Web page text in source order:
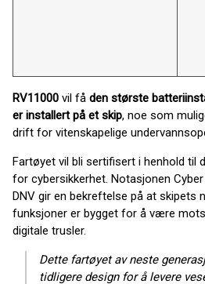
RV11000 vil få den største
er installert på et skip, noe som
drift for vitenskapelige
Fartøyet vil bli sertifisert i henhold til
for cybersikkerhet. Notasjonen
DNV gir en bekreftelse på at skipets
funksjoner er bygget for å være
digitale trusler.
Dette fartøyet av neste
tidligere design for å levere